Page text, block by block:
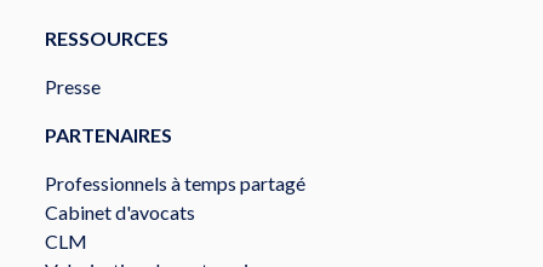
RESSOURCES
Presse
PARTENAIRES
Professionnels à temps partagé
Cabinet d'avocats
CLM